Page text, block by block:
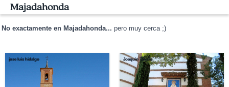
Majadahonda
No exactamente en Majadahonda... pero muy cerca ;)
jose luis hidalgo Joaquin Toledo